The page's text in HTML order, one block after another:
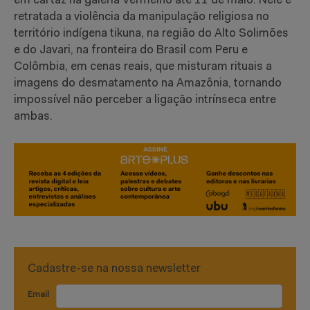
retratada a violência da manipulação religiosa no
território indígena tikuna, na região do Alto Solimões
e do Javari, na fronteira do Brasil com Peru e
Colômbia, em cenas reais, que misturam rituais a
imagens do desmatamento na Amazônia, tornando
impossível não perceber a ligação intrínseca entre
ambas.
Cadastre-se na nossa newsletter
Email